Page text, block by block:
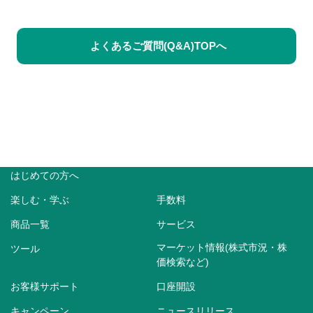
よくあるご質問(Q&A)TOPへ
はじめての方へ
楽しむ・学ぶ 手数料
商品一覧 サービス
ツール
マーケット情報(株式市況・株
価検索など)
お客様サポート 口座開設
キャンペーン ニュースリリース